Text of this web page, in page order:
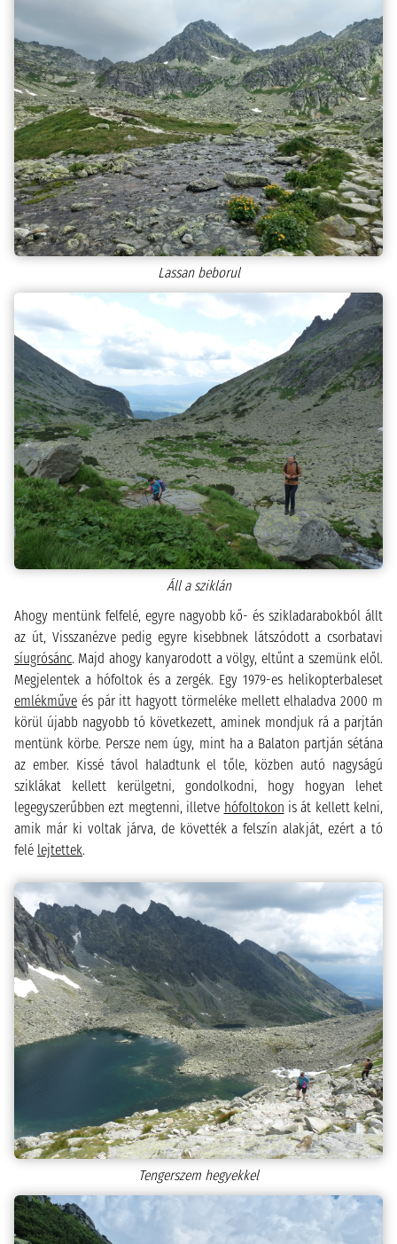
Lassan beborul
Áll a sziklán
Ahogy mentünk felfelé, egyre nagyobb kő- és szikladarabokból állt
az út, Visszanézve pedig egyre kisebbnek látszódott a csorbatavi
síugrósánc. Majd ahogy kanyarodott a völgy, eltűnt a szemünk elől.
Megjelentek a hófoltok és a zergék. Egy 1979-es helikopterbaleset
emlékműve és pár itt hagyott törmeléke mellett elhaladva 2000 m
körül újabb nagyobb tó következett, aminek mondjuk rá a parjtán
mentünk körbe. Persze nem úgy, mint ha a Balaton partján sétána
az ember. Kissé távol haladtunk el tőle, közben autó nagyságú
sziklákat kellett kerülgetni, gondolkodni, hogy hogyan lehet
legegyszerűbben ezt megtenni, illetve hófoltokon is át kellett kelni,
amik már ki voltak járva, de követték a felszín alakját, ezért a tó
felé lejtettek.
Tengerszem hegyekkel